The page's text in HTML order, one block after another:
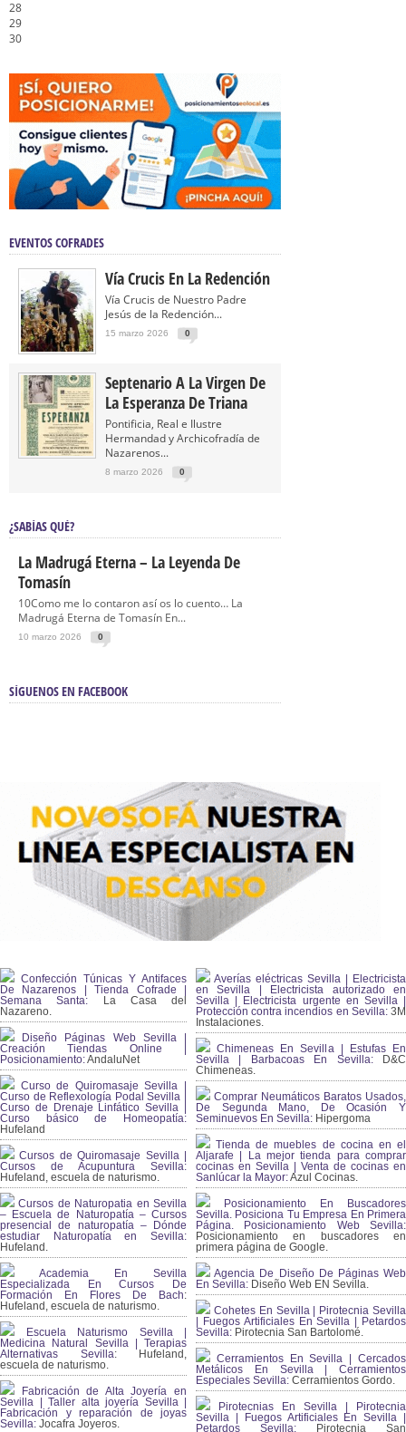
28
29
30
EVENTOS COFRADES
Vía Crucis En La Redención
Vía Crucis de Nuestro Padre
Jesús de la Redención...
15 marzo 2026 0
Septenario A La Virgen De
La Esperanza De Triana
Pontificia, Real e Ilustre
Hermandad y Archicofradía de
Nazarenos...
8 marzo 2026 0
¿SABÍAS QUÉ?
La Madrugá Eterna – La Leyenda De
Tomasín
10Como me lo contaron así os lo cuento… La
Madrugá Eterna de Tomasín En...
10 marzo 2026 0
SÍGUENOS EN FACEBOOK
Confección Túnicas Y Antifaces
De Nazarenos | Tienda Cofrade |
Semana Santa: La Casa del
Nazareno.
Diseño Páginas Web Sevilla |
Creación Tiendas Online |
Posicionamiento:AndaluNet
Curso de Quiromasaje Sevilla |
Curso de Reflexología Podal Sevilla |
Curso de Drenaje Linfático Sevilla |
Curso básico de Homeopatía:
Hufeland
Cursos de Quiromasaje Sevilla |
Cursos de Acupuntura Sevilla:
Hufeland, escuela de naturismo.
Cursos de Naturopatia en Sevilla
– Escuela de Naturopatía – Cursos
presencial de naturopatía – Dónde
estudiar Naturopatía en Sevilla:
Hufeland.
Academia En Sevilla
Especializada En Cursos De
Formación En Flores De Bach:
Hufeland, escuela de naturismo.
Escuela Naturismo Sevilla |
Medicina Natural Sevilla | Terapias
Alternativas Sevilla: Hufeland,
escuela de naturismo.
Fabricación de Alta Joyería en
Sevilla | Taller alta joyería Sevilla |
Fabricación y reparación de joyas
Sevilla: Jocafra Joyeros.
Averías eléctricas Sevilla | Electricista
en Sevilla | Electricista autorizado en
Sevilla | Electricista urgente en Sevilla |
Protección contra incendios en Sevilla:3M
Instalaciones.
Chimeneas En Sevilla | Estufas En
Sevilla | Barbacoas En Sevilla:D&C
Chimeneas.
Comprar Neumáticos Baratos Usados,
De Segunda Mano, De Ocasión Y
Seminuevos En Sevilla: Hipergoma
Tienda de muebles de cocina en el
Aljarafe | La mejor tienda para comprar
cocinas en Sevilla | Venta de cocinas en
Sanlúcar la Mayor:Azul Cocinas.
Posicionamiento En Buscadores
Sevilla. Posiciona Tu Empresa En Primera
Página. Posicionamiento Web Sevilla:
Posicionamiento en buscadores en
primera página de Google.
Agencia De Diseño De Páginas Web
En Sevilla: Diseño Web EN Sevilla.
Cohetes En Sevilla | Pirotecnia Sevilla
| Fuegos Artificiales En Sevilla | Petardos
Sevilla: Pirotecnia San Bartolomé.
Cerramientos En Sevilla | Cercados
Metálicos En Sevilla | Cerramientos
Especiales Sevilla: Cerramientos Gordo.
Pirotecnias En Sevilla | Pirotecnia
Sevilla | Fuegos Artificiales En Sevilla |
Petardos Sevilla: Pirotecnia San